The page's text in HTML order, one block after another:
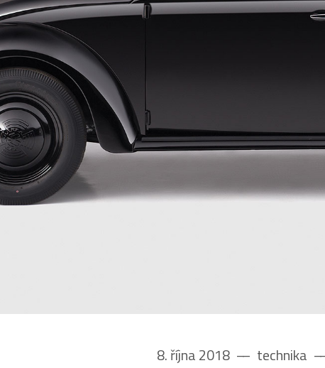
8. října 2018 –– technika ––